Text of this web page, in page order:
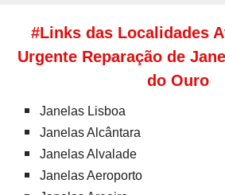
#Links das Localidades
Urgente Reparação de
do Ouro
Janelas Lisboa
Janelas Alcântara
Janelas Alvalade
Janelas Aeroporto